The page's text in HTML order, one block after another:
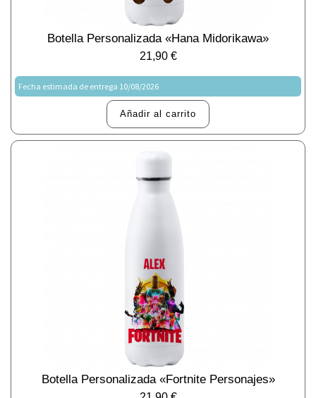
Botella Personalizada «Hana Midorikawa»
21,90 €
Fecha estimada de entrega 10/08/2026
Añadir al carrito
Botella Personalizada «Fortnite Personajes»